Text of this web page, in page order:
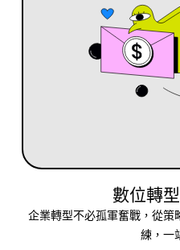
數位轉
企業轉型不必孤軍奮戰，從策
練，一